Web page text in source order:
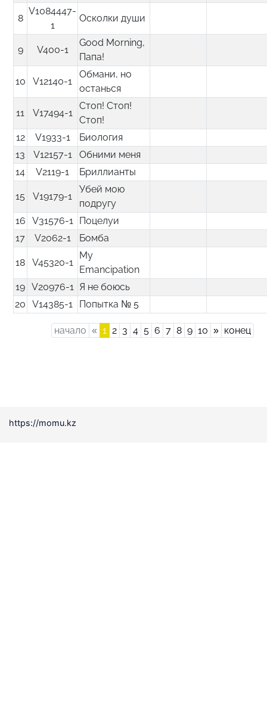
8
V1084447-
1
Осколки души
9 V400-1
Good Morning,
Папа!
10 V12140-1
Обмани, но
останься
11 V17494-1
Стоп! Стоп!
Стоп!
12
V1933-1
Биология
13
V12157-1
Обними меня
14
V2119-1 Бриллианты
15 V19179-1
Убей мою
подругу
16
V31576-1 Поцелуи
17
V2062-1 Бомба
18 V45320-1
My
Emancipation
19 V20976-1 Я не боюсь
20
V14385-1 Попытка № 5
начало «Previous
1 2 3 4 5 6 7 8 9 10 »Next
конец
https://momu.kz